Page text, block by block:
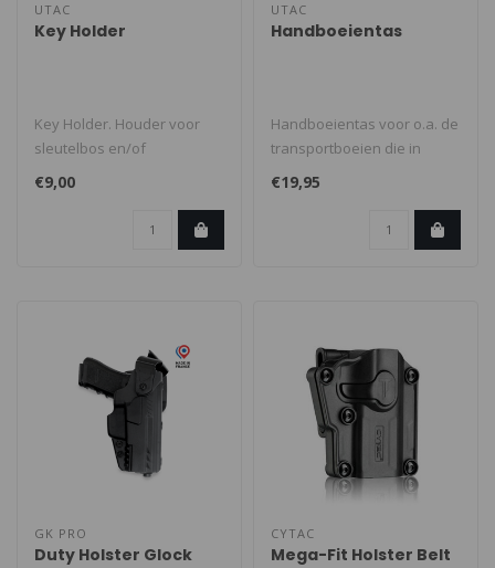
UTAC
Key Holder
Key Holder. Houder voor
sleutelbos en/of
handboeiensleutel.
Voorzien van metale ..
€9,00
UTAC
Handboeientas
Handboeientas voor o.a. de
transportboeien die in
gebruik zijn bij de
Nederlands..
€19,95
GK PRO
Duty Holster Glock
CYTAC
Mega-Fit Holster Belt